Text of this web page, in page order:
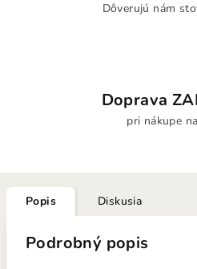
Dôverujú nám
Doprava
pri nákupe
Popis Diskusia
Podrobný popis